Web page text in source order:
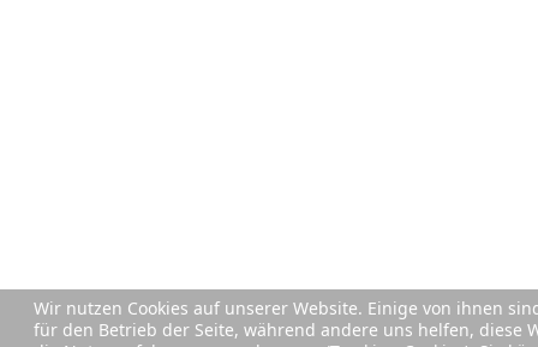
Wir nutzen Cookies auf unserer Website. Einige von ihnen
für den Betrieb der Seite, während andere uns helfen, diese